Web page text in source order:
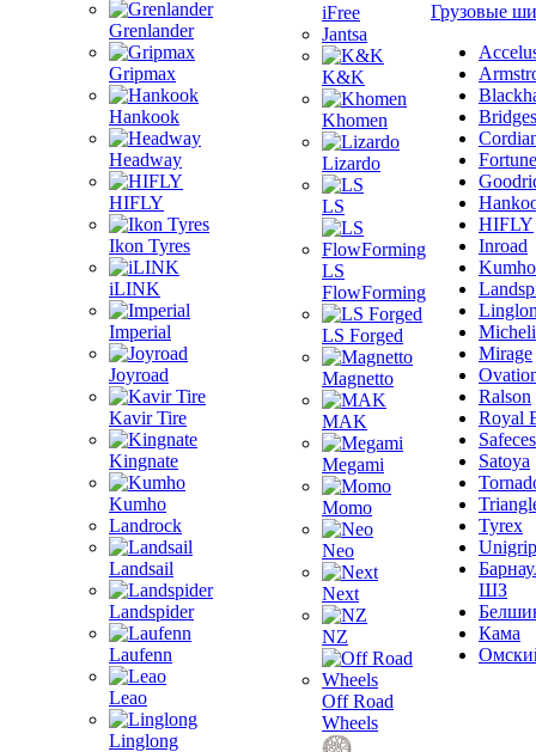
Grenlander
Gripmax
Hankook
Headway
HIFLY
Ikon Tyres
iLINK
Imperial
Joyroad
Kavir Tire
Kingnate
Kumho
Landrock
Landsail
Landspider
Laufenn
Leao
Linglong
iFree
Jantsa
K&K
Khomen
Lizardo
LS
LS
FlowForming
LS Forged
Magnetto
MAK
Megami
Momo
Neo
Next
NZ
Off Road
Wheels
Грузовые
Fortune
HIFLY
Inroad
Kumho
Mirage
Ralson
Royal
Satoya
Tyrex
Unigrip
ШЗ
Кама